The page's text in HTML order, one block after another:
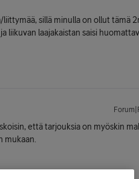
sillä minulla on ollut tämä
liikuvan laajakaistan saisi
että tarjouksia on myöskin
mukaan.